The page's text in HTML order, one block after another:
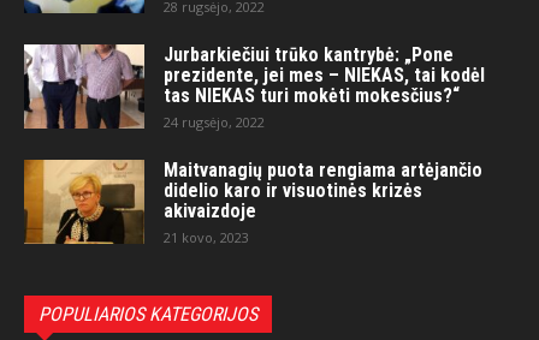
28 rugsėjo, 2022
Jurbarkiečiui trūko kantrybė: „Pone
prezidente, jei mes – NIEKAS, tai kodėl
tas NIEKAS turi mokėti mokesčius?“
24 rugsėjo, 2022
Maitvanagių puota rengiama artėjančio
didelio karo ir visuotinės krizės
akivaizdoje
21 kovo, 2023
POPULIARIOS KATEGORIJOS